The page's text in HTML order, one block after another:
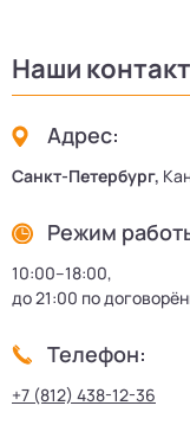
Наши
Адрес:
Санкт-Петербург,
Режим
10:00–18:00,
до 21:00 по
Телефон:
+7 (812) 438-12-36